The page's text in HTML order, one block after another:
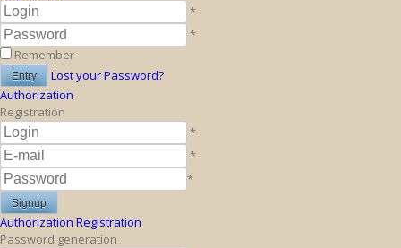
*
*
Remember
Lost your Password?
Authorization
Registration
*
*
*
Authorization Registration
Password generation